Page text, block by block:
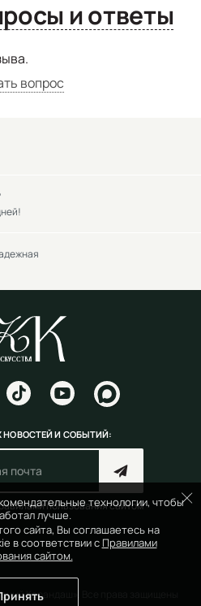
Вопросы и ответы
вопрос
технологии, чтобы
лучше.
сайта, Вы соглашаетесь на
в соответствии с Правилами
сайтом.
НОВОСТЕЙ И СОБЫТИЙ:
пользования сайтом
Карандаш». Все права защищены